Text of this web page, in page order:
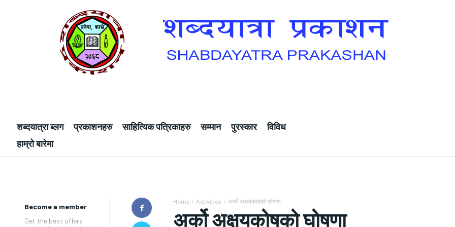
शब्दयात्रा ब्लग प्रकाशनहरु साहित्यिक पत्रिकाहरु सम्मान पुरस्कार
विविध
हाम्रो बारेमा
Become a member
Get the best offers
Home Activities अर्को अक्षयकोषको घोषणा
अर्को अक्षयकोषको घोषणा